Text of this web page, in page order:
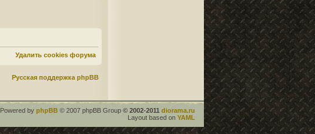
Удалить cookies форума
Русская поддержка phpBB
Powered by phpBB © 2007 phpBB Group © 2002-2011 diorama.ru
Layout based on YAML